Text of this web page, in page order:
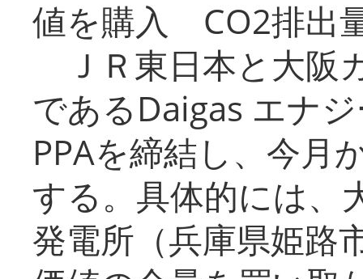
値を購入 CO2排出
ＪＲ東日本と大阪
であるDaigas エナ
PPAを締結し、今月
する。具体的には、
発電所（兵庫県姫路